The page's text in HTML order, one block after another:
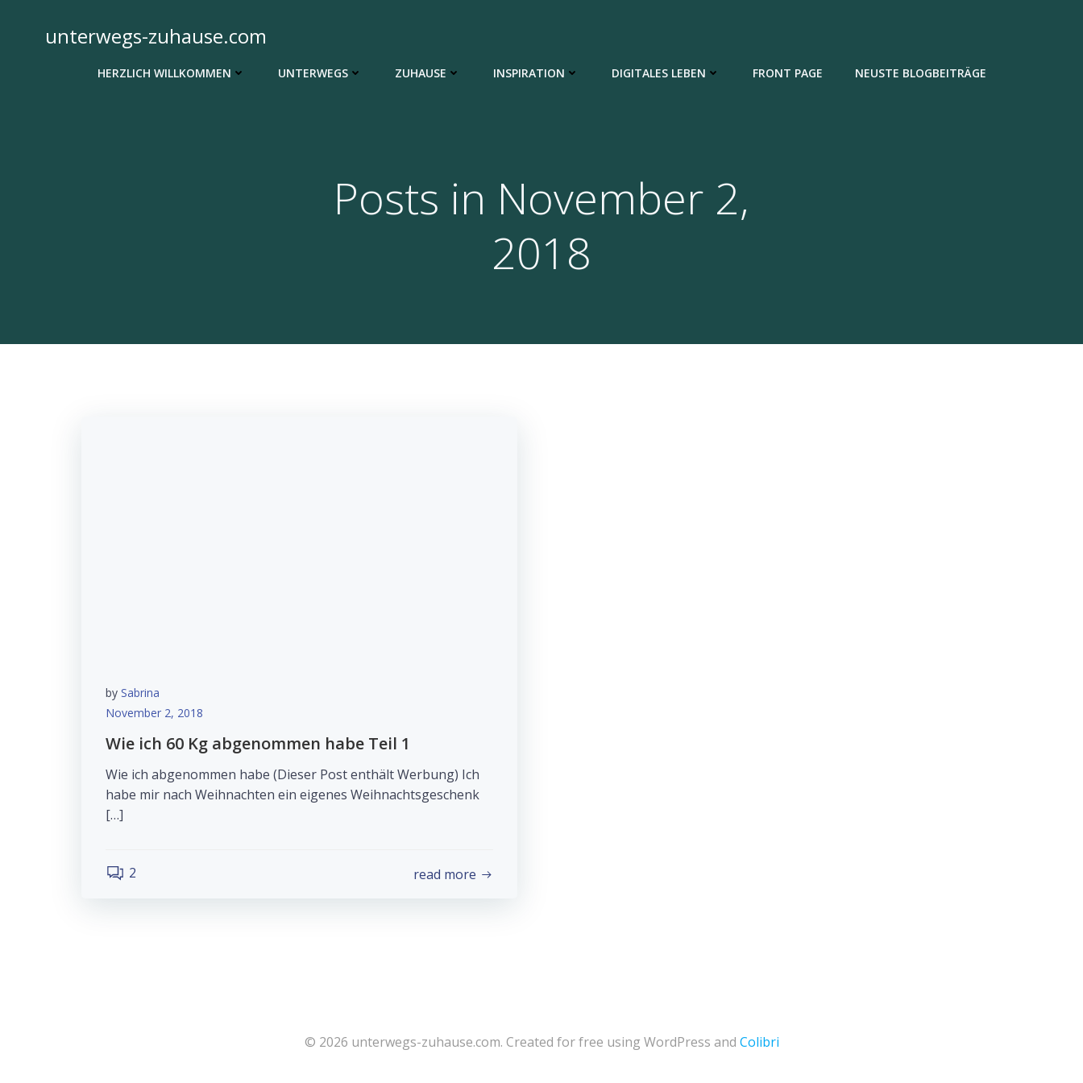
springenunterwegs-zuhause.com
HERZLICH WILLKOMMEN UNTERWEGS ZUHAUSE INSPIRATION DIGITALES LEBEN FRONT PAGE NEUSTE BLOGBEITRÄGE
Posts in November 2,
2018
by Sabrina
November 2, 2018
Wie ich 60 Kg abgenommen habe Teil 1
Wie ich abgenommen habe (Dieser Post enthält Werbung) Ich
habe mir nach Weihnachten ein eigenes Weihnachtsgeschenk
[…]
2 read more
© 2026 unterwegs-zuhause.com. Created for free using WordPress and Colibri